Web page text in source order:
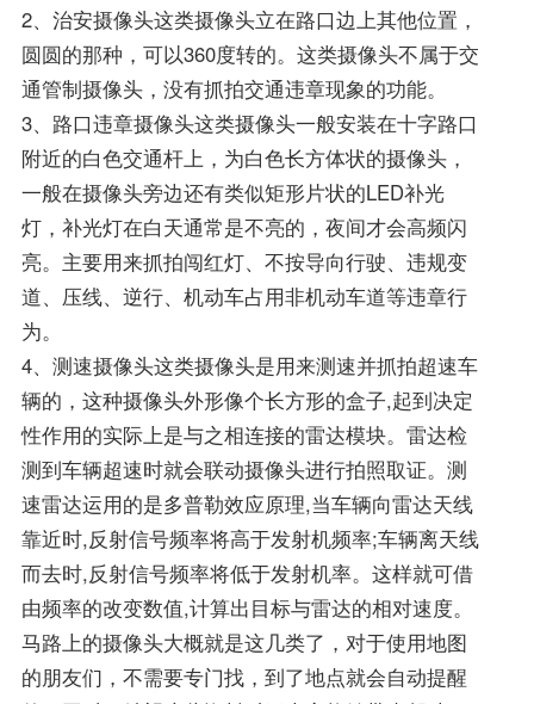
2、治安摄像头这类摄像头立在路口边上其他位置，
圆圆的那种，可以360度转的。这类摄像头不属于交
通管制摄像头，没有抓拍交通违章现象的功能。
3、路口违章摄像头这类摄像头一般安装在十字路口
附近的白色交通杆上，为白色长方体状的摄像头，
一般在摄像头旁边还有类似矩形片状的LED补光
灯，补光灯在白天通常是不亮的，夜间才会高频闪
亮。主要用来抓拍闯红灯、不按导向行驶、违规变
道、压线、逆行、机动车占用非机动车道等违章行
为。
4、测速摄像头这类摄像头是用来测速并抓拍超速车
辆的，这种摄像头外形像个长方形的盒子,起到决定
性作用的实际上是与之相连接的雷达模块。雷达检
测到车辆超速时就会联动摄像头进行拍照取证。测
速雷达运用的是多普勒效应原理,当车辆向雷达天线
靠近时,反射信号频率将高于发射机频率;车辆离天线
而去时,反射信号频率将低于发射机率。这样就可借
由频率的改变数值,计算出目标与雷达的相对速度。
马路上的摄像头大概就是这几类了，对于使用地图
的朋友们，不需要专门找，到了地点就会自动提醒